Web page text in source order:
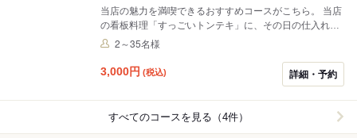
当店の魅力を満喫できるおすすめコースがこちら。 当店
の看板料理「すっごいトンテキ」に、その日の仕入れで
内容が変わる「肉さし盛り合わせ」など全１０品！初め
会に！ご友人との気軽なお集まりにも！ ※＋1,500円で2
時間３０分飲み放題付きに出来ます（ラストオーダーは
2～35名様
3,000円 (税込) 詳細・予約
すべてのコースを見る（4件）